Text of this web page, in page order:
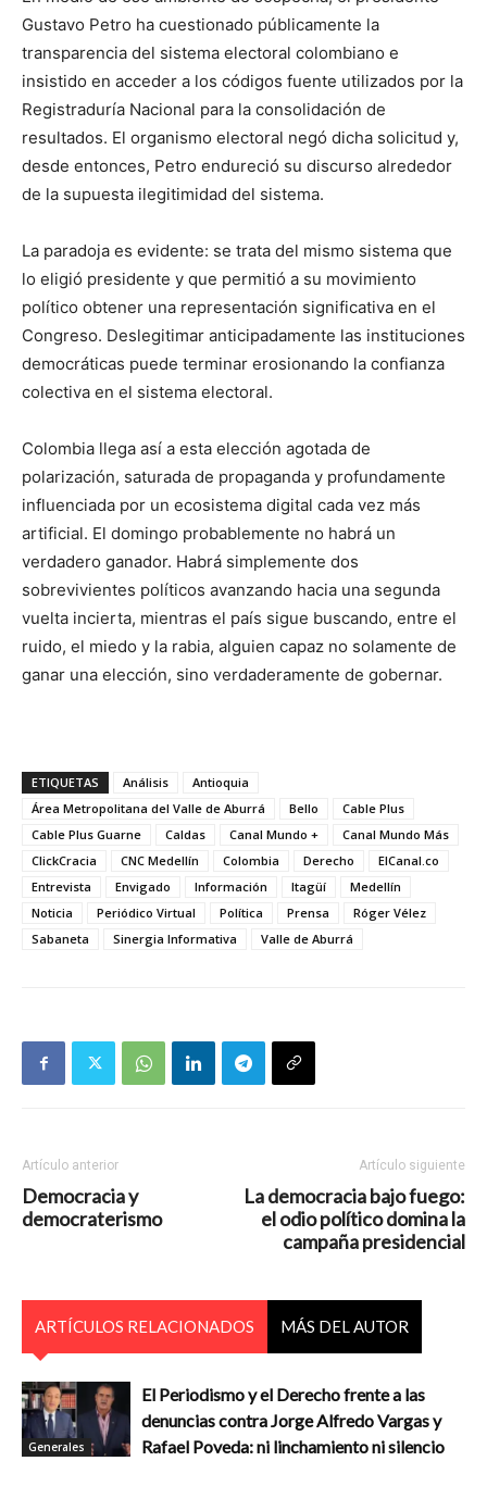
Gustavo Petro ha cuestionado públicamente la
transparencia del sistema electoral colombiano e
insistido en acceder a los códigos fuente utilizados por la
Registraduría Nacional para la consolidación de
resultados. El organismo electoral negó dicha solicitud y,
desde entonces, Petro endureció su discurso alrededor
de la supuesta ilegitimidad del sistema.
La paradoja es evidente: se trata del mismo sistema que
lo eligió presidente y que permitió a su movimiento
político obtener una representación significativa en el
Congreso. Deslegitimar anticipadamente las instituciones
democráticas puede terminar erosionando la confianza
colectiva en el sistema electoral.
Colombia llega así a esta elección agotada de
polarización, saturada de propaganda y profundamente
influenciada por un ecosistema digital cada vez más
artificial. El domingo probablemente no habrá un
verdadero ganador. Habrá simplemente dos
sobrevivientes políticos avanzando hacia una segunda
vuelta incierta, mientras el país sigue buscando, entre el
ruido, el miedo y la rabia, alguien capaz no solamente de
ganar una elección, sino verdaderamente de gobernar.
ETIQUETAS Análisis
Antioquia
Área Metropolitana del Valle de Aburrá
Bello
Cable Plus
Cable Plus Guarne
Caldas Canal Mundo +
Canal Mundo Más
ClickCracia
CNC Medellín Colombia Derecho
ElCanal.co
Entrevista
Envigado Información Itagüí
Medellín
Noticia
Periódico Virtual Política Prensa
Róger Vélez
Sabaneta
Sinergia Informativa Valle de Aburrá
Artículo anterior
Democracia y
democraterismo
Artículo siguiente
La democracia bajo fuego:
el odio político domina la
campaña presidencial
ARTÍCULOS RELACIONADOS MÁS DEL AUTOR
Generales
El Periodismo y el Derecho frente a las
denuncias contra Jorge Alfredo Vargas y
Rafael Poveda: ni linchamiento ni silencio